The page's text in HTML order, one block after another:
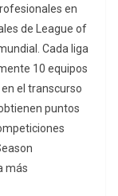
en
de League of
Cada liga
10 equipos
el transcurso
puntos
más